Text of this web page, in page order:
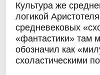
Культура же
логикой
средневековых
«фантастики» там
обозначил как
схоластическими